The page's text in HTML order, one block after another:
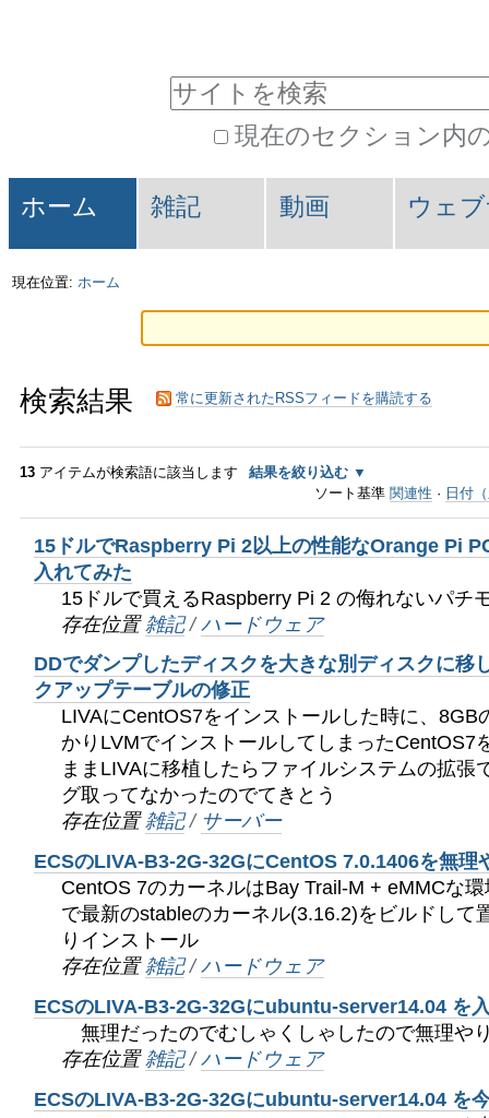
ツ
飛
ナ
ビ
ー
シ
ン
に
ル
ー
現在のセクション内
細
索
セ
シ
ホーム 雑記 動画 ウェ
現在位置: ホーム
検索結果 常に更新されたRSSフィードを購読する
13 アイテムが検索語に該当します
結果を絞り込む
ソート基準 関連性 · 日付
15ドルでRaspberry Pi 2以上の性能なOrange Pi
入れてみた
15ドルで買えるRaspberry Pi 2 の侮れないパチ
存在位置 雑記 /ハードウェア
DDでダンプしたディスクを大きな別ディスクに移
クアップテーブルの修正
LIVAにCentOS7をインストールした時に、8GB
かりLVMでインストールしてしまったCentOS7
ままLIVAに移植したらファイルシステムの拡張
グ取ってなかったのでてきとう
存在位置 雑記 / サーバー
ECSのLIVA-B3-2G-32GにCentOS 7.0.1406を無理
CentOS 7のカーネルはBay Trail-M + eMMCな
で最新のstableのカーネル(3.16.2)をビルドして
りインストール
存在位置 雑記 /ハードウェア
ECSのLIVA-B3-2G-32Gにubuntu-server14.04 を
無理だったのでむしゃくしゃしたので無理や
存在位置 雑記 /ハードウェア
ECSのLIVA-B3-2G-32Gにubuntu-server14.04 を